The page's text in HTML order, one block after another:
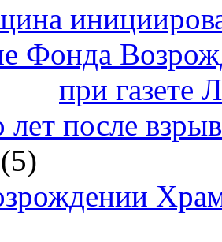
Фонда
при газете
лет после
(5)